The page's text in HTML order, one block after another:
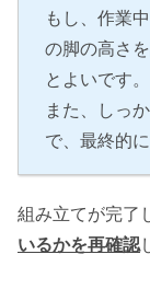
もし、作業
の脚の高さ
とよいです。
また、しっ
で、最終的
組み立てが完了
いるかを再確認